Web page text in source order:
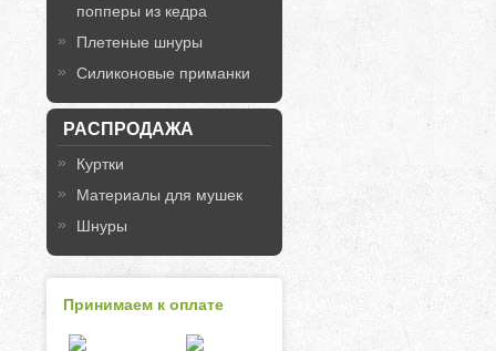
попперы из кедра
Плетеные шнуры
Силиконовые приманки
РАСПРОДАЖА
Куртки
Материалы для мушек
Шнуры
Принимаем к оплате